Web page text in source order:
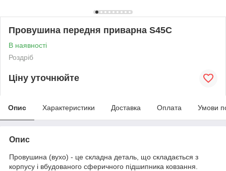
Провушина передня приварна S45C
В наявності
Роздріб
Ціну уточнюйте
Опис Характеристики Доставка Оплата Умови
Опис
Провушина (вухо) - це складна деталь, що складається з
корпусу і вбудованого сферичного підшипника ковзання.